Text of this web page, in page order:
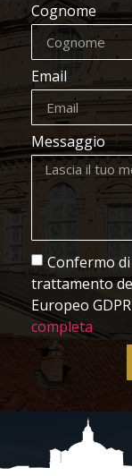
Cognome
Email
Messaggio
Confermo
trattamento
Europeo
completa